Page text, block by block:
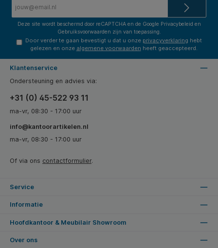
Deze site wordt beschermd door reCAPTCHA en de Google Privacybeleid en
Gebruiksvoorwaarden zijn van toepassing.
Door verder te gaan bevestigt u dat u onze privacyverklaring hebt
gelezen en onze algemene voorwaarden heeft geaccepteerd.
Klantenservice
Ondersteuning en advies via:
+31 (0) 45-522 93 11
ma-vr, 08:30 - 17:00 uur
info@kantoorartikelen.nl
ma-vr, 08:30 - 17:00 uur
Of via ons contactformulier.
Service
Informatie
Hoofdkantoor & Meubilair Showroom
Over ons